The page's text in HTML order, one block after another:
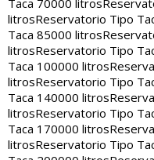
Taca 70000 litros
litrosReservatorio Tipo
Taca 85000 litros
litrosReservatorio Tipo
Taca 100000 litros
litrosReservatorio Tipo
Taca 140000 litros
litrosReservatorio Tipo
Taca 170000 litros
litrosReservatorio Tipo